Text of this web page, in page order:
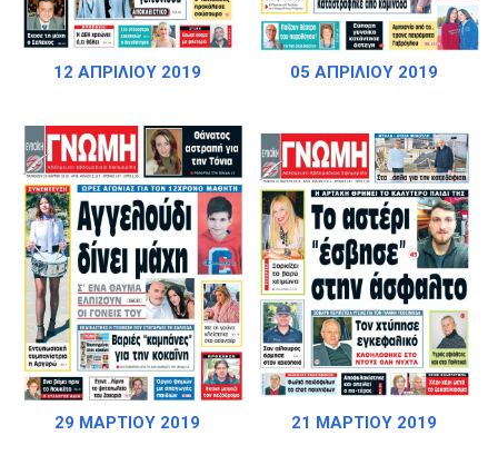
12 ΑΠΡΙΛΙΟΥ 2019 05 ΑΠΡΙΛΙΟΥ 2019
29 ΜΑΡΤΙΟΥ 2019 21 ΜΑΡΤΙΟΥ 2019